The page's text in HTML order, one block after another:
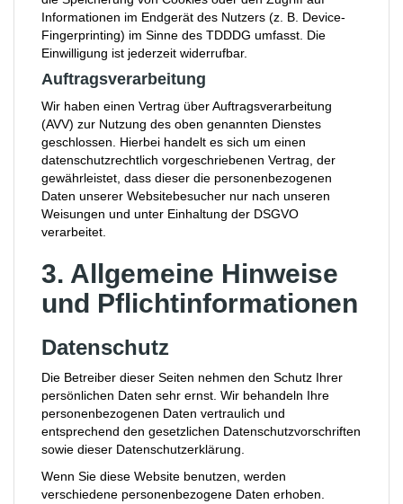
Informationen im Endgerät des Nutzers (z. B. Device-
Fingerprinting) im Sinne des TDDDG umfasst. Die
Einwilligung ist jederzeit widerrufbar.
Auftragsverarbeitung
Wir haben einen Vertrag über Auftragsverarbeitung
(AVV) zur Nutzung des oben genannten Dienstes
geschlossen. Hierbei handelt es sich um einen
datenschutzrechtlich vorgeschriebenen Vertrag, der
gewährleistet, dass dieser die personenbezogenen
Daten unserer Websitebesucher nur nach unseren
Weisungen und unter Einhaltung der DSGVO
verarbeitet.
3. Allgemeine Hinweise
und Pflicht­informationen
Datenschutz
Die Betreiber dieser Seiten nehmen den Schutz Ihrer
persönlichen Daten sehr ernst. Wir behandeln Ihre
personenbezogenen Daten vertraulich und
entsprechend den gesetzlichen Datenschutzvorschriften
sowie dieser Datenschutzerklärung.
Wenn Sie diese Website benutzen, werden
verschiedene personenbezogene Daten erhoben.